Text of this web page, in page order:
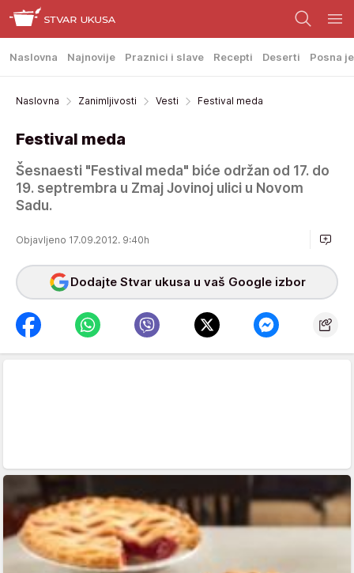
Naslovna Najnovije Praznici i slave Recepti Deserti Posna
Naslovna Zanimljivosti Vesti Festival meda
Festival meda
Šesnaesti "Festival meda" biće održan od 17. do
19. septrembra u Zmaj Jovinoj ulici u Novom
Sadu.
Objavljeno 17.09.2012. 9:40h
Dodajte Stvar ukusa u vaš Google izbor